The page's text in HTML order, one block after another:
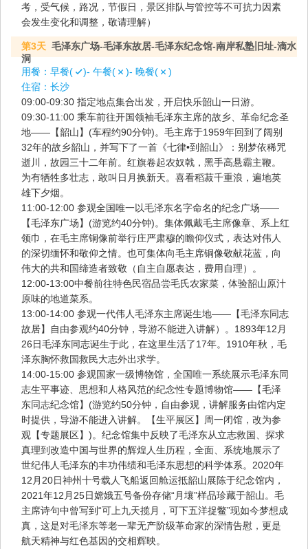
考，受气候，路况，节假日，景区排队与管控等不可抗力因素
会发生变化和调整，敬请理解）
第3天 毛泽东广场-毛泽东故居-毛泽东纪念馆-南岸私塾旧址-滴水
洞
用餐： 早餐( )- 午餐( )- 晚餐(
)
住宿： 长沙
09:00-09:30 指定地点集合出发，开启快乐韶山一日游。
09:30-11:00 乘车前往开国领袖毛泽东主席的故乡、革命纪念圣
地——【韶山】(车程约90分钟)。毛主席于1959年回到了阔别
32年的故乡韶山，并写下了一首《七律•到韶山》：别梦依稀咒
逝川，故园三十二年前。红旗卷起农奴戟，黑手高悬霸主鞭。
为有牺牲多壮志，敢叫日月换新天。喜看稻菽千重浪，遍地英
雄下夕烟。
11:00-12:00 参观全国唯一以毛泽东名字命名的纪念广场——
【毛泽东广场】(游览约40分钟)。集体佩戴毛主席像章、系上红
领巾，在毛主席铜像前举行庄严肃穆的瞻仰仪式，表达对伟人
的深切缅怀和敬仰之情。也可集体向毛主席铜像敬献花蓝，向
伟大的共和国缔造者致敬（自主自愿表达，费用自理）。
12:00-13:00中餐前往特色民宿品尝毛氏农家菜，体验韶山原汁
原味的地道菜系。
13:00-14:00 参观一代伟人毛泽东主席诞生地——【毛泽东同志
故居】自由参观约40分钟，导游不能进入讲解）。1893年12月
26日毛泽东同志诞生于此，在这里生活了17年。1910年秋，毛
泽东胸怀救国救民大志外出求学。
14:00-15:00 参观国家一级博物馆，全国唯一系统展示毛泽东同
志生平事迹、思想和人格风范的纪念性专题博物馆——【毛泽
东同志纪念馆】(游览约50分钟，自由参观，讲解服务由馆内定
时提供，导游不能进入讲解。【生平展区】周一闭馆，改为参
观【专题展区】)。纪念馆集中反映了毛泽东从立志救国、探求
真理到改造中国与世界的辉煌人生历程，全面、系统地展示了
世纪伟人毛泽东的丰功伟绩和毛泽东思想的科学体系。2020年
12月20日神州十号载人飞船返回舱运抵韶山展陈于纪念馆内，
2021年12月25日嫦娥五号备份存储“月壤”样品珍藏于韶山。毛
主席诗句中曾写到“可上九天揽月，可下五洋捉鳖”现如今梦想成
真，这是对毛泽东等老一辈无产阶级革命家的深情告慰，更是
航天精神与红色基因的交相辉映。